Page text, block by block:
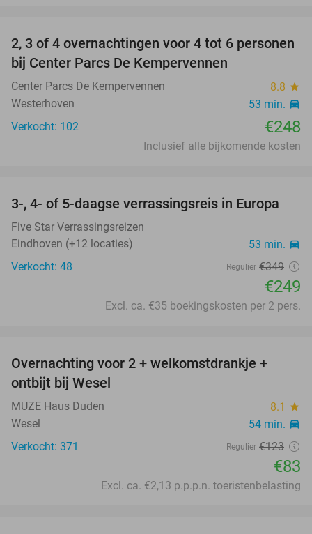
2, 3 of 4 overnachtingen voor 4 tot 6 personen
bij Center Parcs De Kempervennen
Center Parcs De Kempervennen 8.8 star
Westerhoven 53 min. directions_car
Verkocht: 102 €248
Inclusief alle bijkomende kosten
29%
3-, 4- of 5-daagse verrassingsreis in Europa
Five Star Verrassingsreizen
Eindhoven (+12 locaties)
53 min. directions_car
Verkocht: 48 Regulier €349
€249
Excl. ca. €35 boekingskosten per 2 pers.
Overnachting voor 2 + welkomstdrankje +
ontbijt bij Wesel
MUZE Haus Duden 8.1 star
Wesel 54 min. directions_car
Verkocht: 371 Regulier €123
€83
Excl. ca. €2,13 p.p.p.n. toeristenbelasting